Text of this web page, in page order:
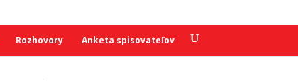
Rozhovory Anketa spisovateľov